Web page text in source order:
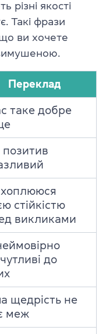
різні якості
Такі фрази
ви хочете
Переклад
таке добре
позитив
стійкістю
викликами
до
щедрість не
меж